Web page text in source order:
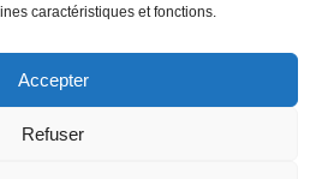
caractéristiques et fonctions.
Accepter
Refuser